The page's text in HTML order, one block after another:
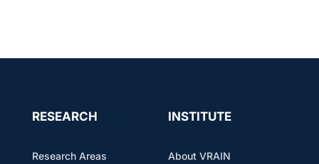
RESEARCH
Research Areas
INSTITUTE
About VRAIN